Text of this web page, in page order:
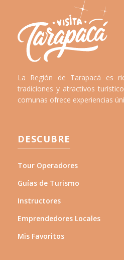
La Región de Tarapacá es
tradiciones y atractivos
comunas ofrece experiencias
DESCUBRE
Tour Operadores
Guías de Turismo
Instructores
Emprendedores Locales
Mis Favoritos